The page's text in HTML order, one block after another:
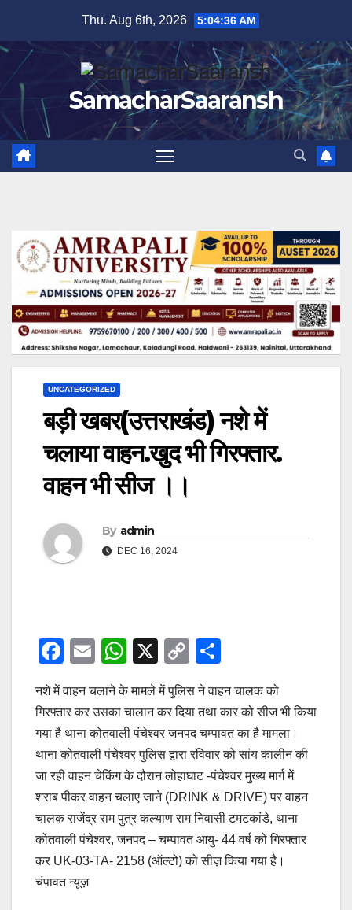
content
Thu. Aug 6th, 2026 5:04:37 AM
SamacharSaaransh
UNCATEGORIZED
बड़ी खबर(उत्तराखंड) नशे में
चलाया वाहन.खुद भी गिरफ्तार.
वाहन भी सीज ।।
By admin
DEC 16, 2024
F
c
e
b
o
o
k
E
m
ail
W
at
s
A
p
p
X
C
o
p
y
Li
n
k
ar
e
नशे में वाहन चलाने के मामले में पुलिस ने वाहन चालक को
गिरफ्तार कर उसका चालान कर दिया तथा कार को सीज भी किया
गया है थाना कोतवाली पंचेश्वर जनपद चम्पावत का है मामला।
थाना कोतवाली पंचेश्वर पुलिस द्वारा रविवार को सांय कालीन की
जा रही वाहन चेकिंग के दौरान लोहाघाट -पंचेश्वर मुख्य मार्ग में
शराब पीकर वाहन चलाए जाने (DRINK & DRIVE) पर वाहन
चालक राजेंद्र राम पुत्र कल्याण राम निवासी टमटकांडे, थाना
कोतवाली पंचेश्वर, जनपद – चम्पावत आयु- 44 वर्ष को गिरफ्तार
कर UK-03-TA- 2158 (ऑल्टो) को सीज़ किया गया है।
चंपावत न्यूज़